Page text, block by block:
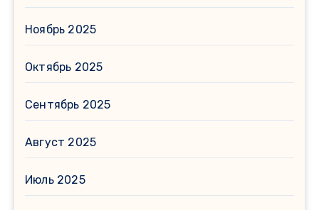
Ноябрь 2025
Октябрь 2025
Сентябрь 2025
Август 2025
Июль 2025